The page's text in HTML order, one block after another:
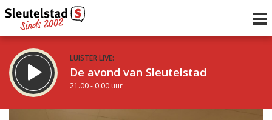
LUISTER LIVE:
De avond van Sleutelstad
21.00 - 0.00 uur